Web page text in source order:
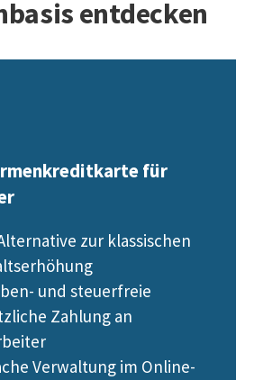
entdecken
für
zur klassischen
und steuerfreie
Zahlung an
Verwaltung im Online-